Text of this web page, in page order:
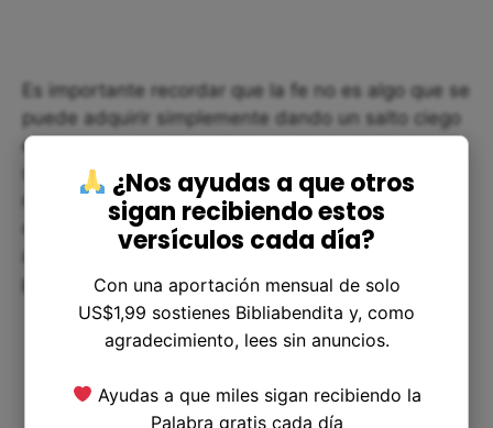
Es importante recordar que la fe no es algo que se
puede adquirir simplemente dando un salto ciego
en lo desconocido. La fe se cultiva, se alimenta y
se desarrolla a lo largo del tiempo mediante la
meditación en las Escrituras, la oración y la
obediencia. Estos son los elementos clave que
abren las puertas de nuestra mente y corazón
para recibir la fe en Dios.
¿Nos ayudas a que otros
sigan recibiendo estos
versículos cada día?
Con una aportación mensual de solo
US$1,99 sostienes Bibliabendita y, como
agradecimiento, lees sin anuncios.
Ayudas a que miles sigan recibiendo la
Palabra gratis cada día